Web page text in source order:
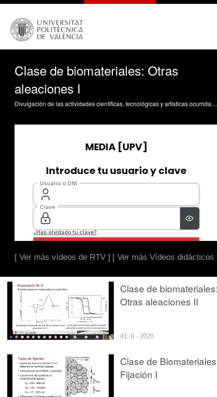
Clase de biomateriales: Otras
aleaciones I
Divulgación de las actividades científicas, tecnológicas y artísticas ocurridas en los tres campus de la UPV
[ Ver más vídeos de RTV ] [ Ver más Vídeos didácticos
Clase de
Otras aleaciones II
41:,0 · 2020
Clase de
Fijación I